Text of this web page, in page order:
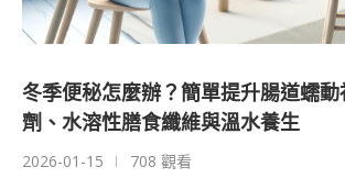
冬季便秘怎麼辦？簡單提升腸道蠕
劑、水溶性膳食纖維與溫水養生
2026-01-15 708 觀看